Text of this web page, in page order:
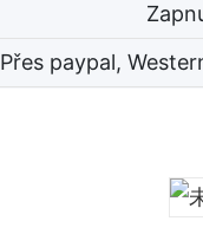
Přes paypal,